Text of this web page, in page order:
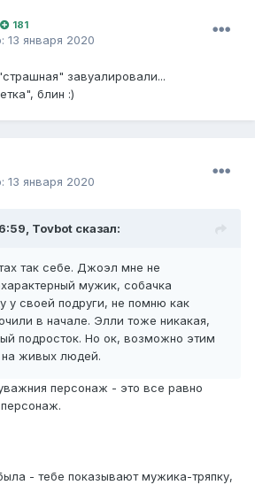
181
13 января 2020
завуалировали...
блин :)
13 января 2020
Tovbot сказал:
так себе. Джоэл мне не
мужик, собачка
у своей подруги, не помню как
в начале. Элли тоже никакая,
подросток. Но ок, возможно этим
живых людей.
персонаж - это все равно
- тебе показывают мужика-тряпку,